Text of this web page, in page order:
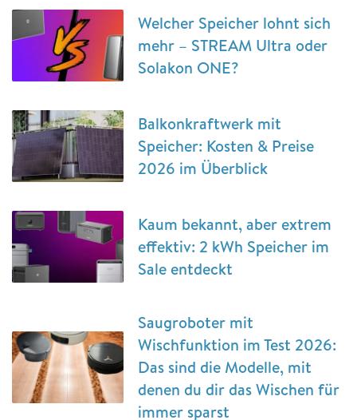
Welcher Speicher lohnt sich
mehr – STREAM Ultra oder
Solakon ONE?
Balkonkraftwerk mit
Speicher: Kosten & Preise
2026 im Überblick
Kaum bekannt, aber extrem
effektiv: 2 kWh Speicher im
Sale entdeckt
Saugroboter mit
Wischfunktion im Test 2026:
Das sind die Modelle, mit
denen du dir das Wischen für
immer sparst